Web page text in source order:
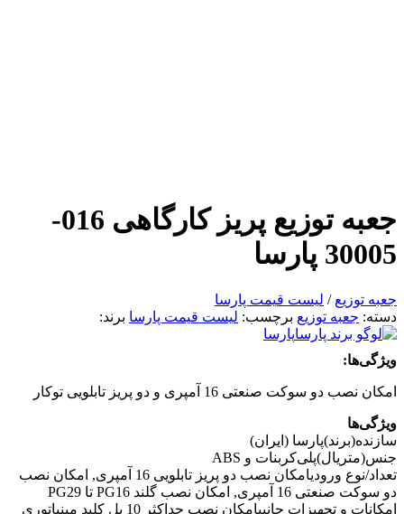
جعبه توزیع پریز کارگاهی 016-
30005 پارسا
جعبه توزیع / لیست قیمت پارسا
دسته: جعبه توزیع برچسب: لیست قیمت پارسا برند:
پارسا
ویژگی‌ها:
امکان نصب دو سوکت صنعتی 16 آمپری و دو پریز تابلویی توکار
ویژگی‌ها
سازنده(برند)پارسا (ایران)
جنس(متریال)پلی‌کربنات و ABS
تعداد/نوع ورودی
امکان نصب دو پریز تابلویی 16 آمپری, امکان نصب
دو سوکت صنعتی 16 آمپری, امکان نصب گلند PG16 تا PG29
امکانات و تجهیزات جانبیامکان نصب حداکثر 10 پل کلید مینیاتوری